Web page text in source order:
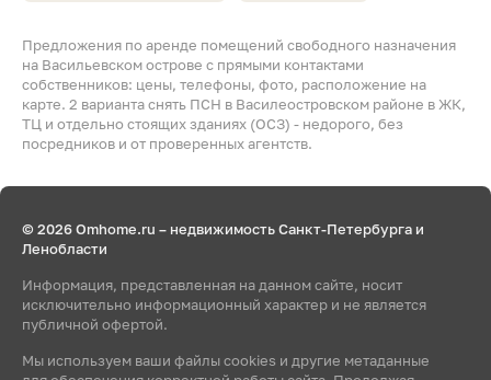
Предложения по аренде помещений свободного назначения
на Васильевском острове с прямыми контактами
собственников: цены, телефоны, фото, расположение на
карте. 2 варианта снять ПСН в Василеостровском районе в ЖК,
ТЦ и отдельно стоящих зданиях (ОСЗ) - недорого, без
посредников и от проверенных агентств.
© 2026 Omhome.ru – недвижимость Санкт-Петербурга и
Ленобласти
Информация, представленная на данном сайте, носит
исключительно информационный характер и не является
публичной офертой.
Мы используем ваши файлы cookies и другие метаданные